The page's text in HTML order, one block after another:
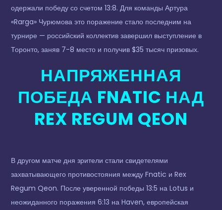
одержали победу со счетом 13:8. Для команды Артура
«Rarga» Чурюмова это поражение стало последним на
турнире — российский коллектив завершил выступление в
Торонто, заняв 7-8 место и получив $35 тысяч призовых.
НАПРЯЖЕННАЯ
ПОБЕДА FNATIC НАД
REX REGUM QEON
В другом матче дня зрители стали свидетелями
захватывающего противостояния между Fnatic и Rex
Regum Qeon. После уверенной победы 13:5 на Lotus и
неожиданного поражения 6:13 на Haven, европейская